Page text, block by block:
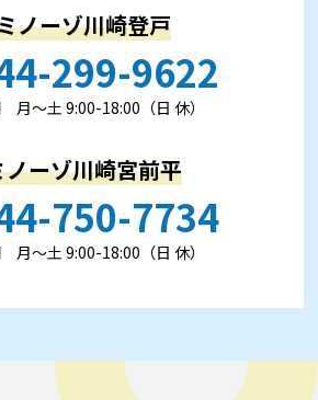
ノーゾ川崎登戸
299-9622
⽉〜⼟ 9:00-18:00（日 休）
ノーゾ川崎宮前平
750-7734
⽉〜⼟ 9:00-18:00（日 休）